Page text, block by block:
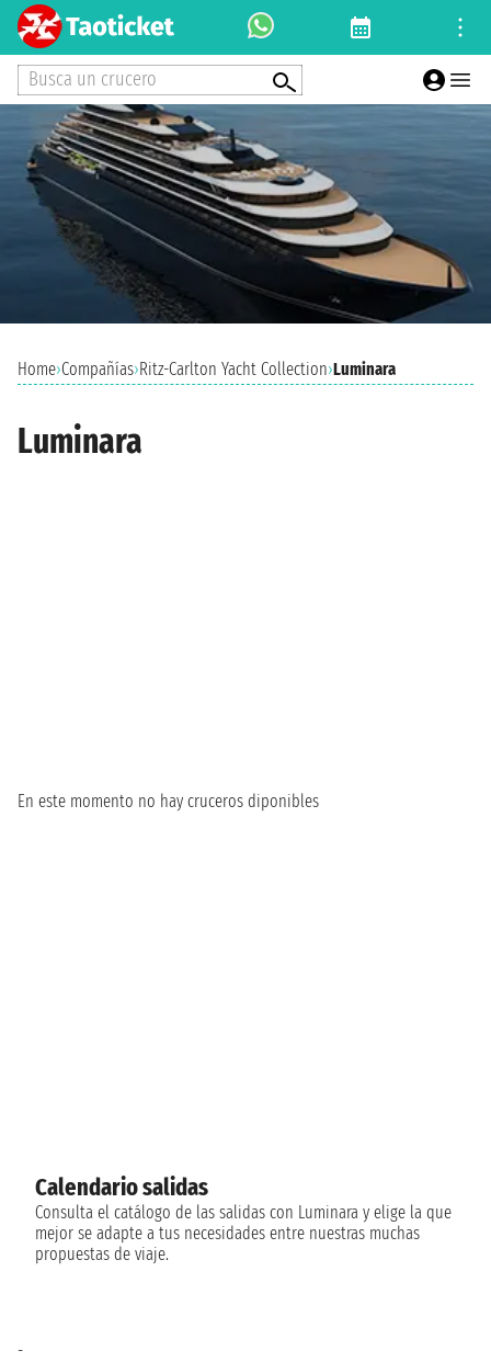
Busca un crucero
Home›Compañías›Ritz-Carlton Yacht Collection›Luminara
Luminara
En este momento no hay cruceros diponibles
Calendario salidas
Consulta el catálogo de las salidas con Luminara y elige la que
mejor se adapte a tus necesidades entre nuestras muchas
propuestas de viaje.
-